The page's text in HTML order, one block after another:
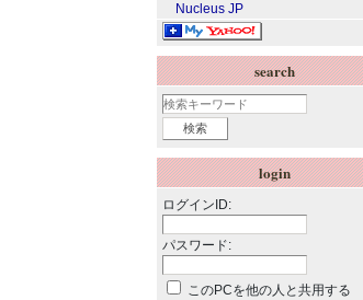
Nucleus JP
search
login
ログインID:
パスワード:
このPCを他の人と共用する